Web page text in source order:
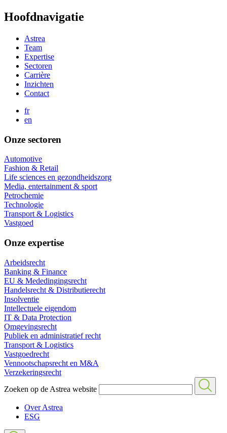
Overslaan
en
inhoud
gaan
Hoofdnavigatie
Astrea
Team
Expertise
Sectoren
Carrière
Inzichten
Contact
fr
en
Onze sectoren
Automotive
Fashion & Retail
Life sciences en gezondheidszorg
Media, entertainment & sport
Petrochemie
Technologie
Transport & Logistics
Vastgoed
Onze expertise
Arbeidsrecht
Banking & Finance
EU & Mededingingsrecht
Handelsrecht & Distributierecht
Insolventie
Intellectuele eigendom
IT & Data Protection
Omgevingsrecht
Publiek en administratief recht
Transport & Logistics
Vastgoedrecht
Vennootschapsrecht en M&A
Verzekeringsrecht
Zoeken op de Astrea website
Over Astrea
ESG